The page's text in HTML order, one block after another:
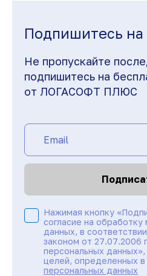
Подпишитесь на
Не пропускайте
подпишитесь на
от ЛОГАСОФТ ПЛЮС
Нажимая кнопку
согласие на
данных, в
законом от
персональных
целей, определенных в
персональных данных